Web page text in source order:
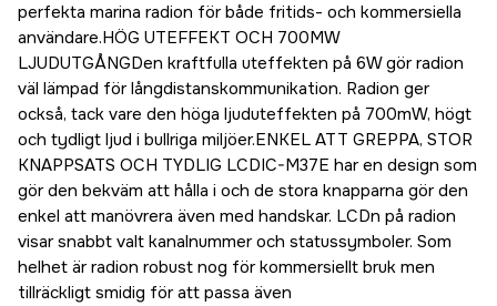
perfekta marina radion för både fritids- och kommersiella
användare.HÖG UTEFFEKT OCH 700MW
LJUDUTGÅNGDen kraftfulla uteffekten på 6W gör radion
väl lämpad för långdistanskommunikation. Radion ger
också, tack vare den höga ljuduteffekten på 700mW, högt
och tydligt ljud i bullriga miljöer.ENKEL ATT GREPPA, STOR
KNAPPSATS OCH TYDLIG LCDIC-M37E har en design som
gör den bekväm att hålla i och de stora knapparna gör den
enkel att manövrera även med handskar. LCDn på radion
visar snabbt valt kanalnummer och statussymboler. Som
helhet är radion robust nog för kommersiellt bruk men
tillräckligt smidig för att passa även